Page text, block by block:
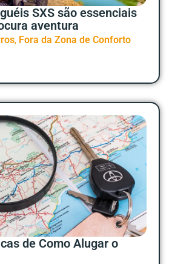
SXS são essenciais
aventura
, Fora da Zona de Conforto
de Como Alugar o